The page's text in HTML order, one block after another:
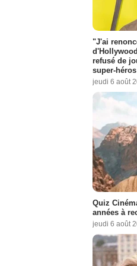
"J'ai
refusé de
super-
jeudi 6 août
Quiz
années à
jeudi 6 août